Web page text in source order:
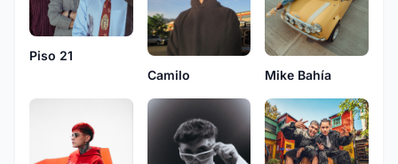
Piso 21
Camilo
Mike Bahía